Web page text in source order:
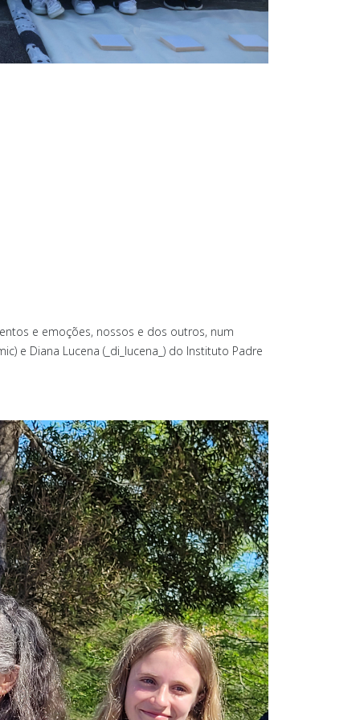
e emoções, nossos e dos outros, num
e Diana Lucena (_di_lucena_) do Instituto Padre